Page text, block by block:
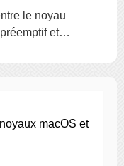
le noyau
et
macOS et